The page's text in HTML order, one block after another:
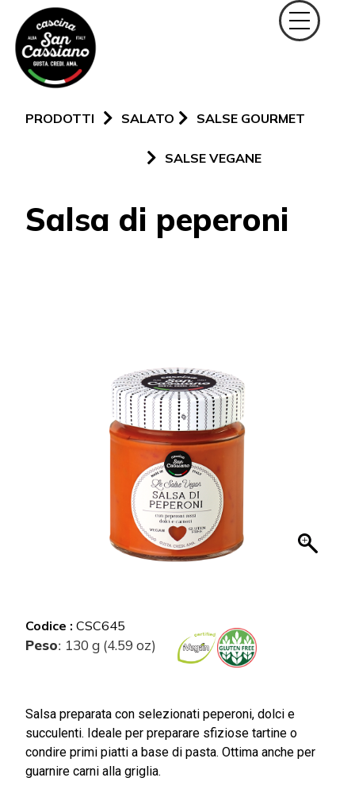
PRODOTTI SALATO SALSE GOURMET
SALSE VEGANE
Salsa di peperoni
Codice : CSC645
Peso: 130 g (4.59 oz)
Salsa preparata con selezionati peperoni, dolci e
succulenti. Ideale per preparare sfiziose tartine o
condire primi piatti a base di pasta. Ottima anche per
guarnire carni alla griglia.